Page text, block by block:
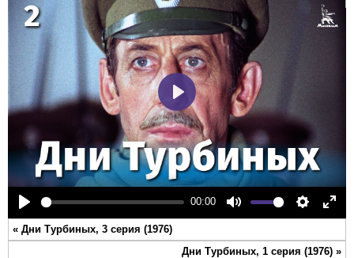
Play
00:00
Mute Settings
Play
« Дни Турбиных, 3 серия (1976)
Дни Турбиных, 1 серия (1976) »